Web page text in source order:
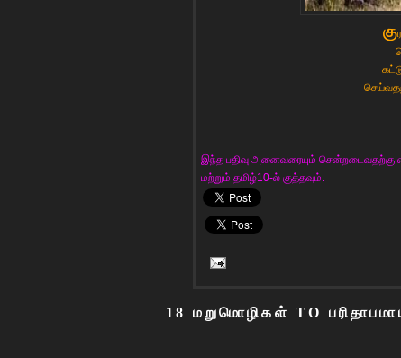
கு
இந்த பதிவு அனைவரையும்
மற்றும் தமிழ்10-ல் குத்தவும்.
18 மறுமொழிகள் TO